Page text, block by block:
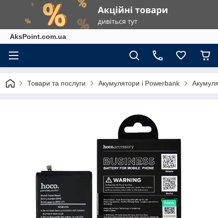
AksPoint.com.ua
Товари та послуги Акумулятори і Powerbank